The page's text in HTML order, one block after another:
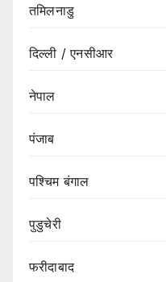
तमिलनाडु
दिल्ली / एनसीआर
नेपाल
पंजाब
पश्चिम बंगाल
पुडुचेरी
फरीदाबाद